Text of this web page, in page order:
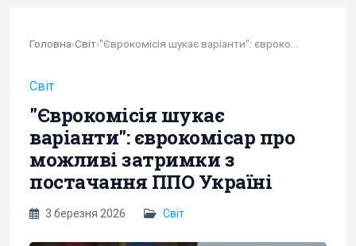
Головна›Світ›
Світ
"Єврокомісія шукає
варіанти": єврокомісар про
можливі затримки з
постачання ППО Україні
3 березня 2026 Світ